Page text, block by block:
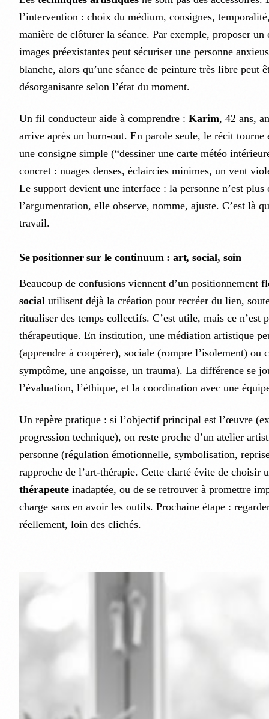
l’intervention : choix du médium, consignes,
manière de clôturer la séance. Par exemple, proposer un
images préexistantes peut sécuriser une personne
blanche, alors qu’une séance de peinture très libre peut
désorganisante selon l’état du moment.
Un fil conducteur aide à comprendre : Karim, 42 ans,
arrive après un burn-out. En parole seule, le récit tourne
une consigne simple (“dessiner une carte météo
concret : nuages denses, éclaircies minimes, un vent
Le support devient une interface : la personne n’est plus
l’argumentation, elle observe, nomme, ajuste. C’est là
travail.
Se positionner sur le continuum : art, social, soin
Beaucoup de confusions viennent d’un positionnement
social utilisent déjà la création pour recréer du lien,
ritualiser des temps collectifs. C’est utile, mais ce n’est
thérapeutique. En institution, une médiation artistique
(apprendre à coopérer), sociale (rompre l’isolement) ou
symptôme, une angoisse, un trauma). La différence se
l’évaluation, l’éthique, et la coordination avec une
Un repère pratique : si l’objectif principal est l’œuvre
progression technique), on reste proche d’un atelier
personne (régulation émotionnelle, symbolisation,
rapproche de l’art-thérapie. Cette clarté évite de choisir
thérapeute inadaptée, ou de se retrouver à promettre
charge sans en avoir les outils. Prochaine étape :
réellement, loin des clichés.